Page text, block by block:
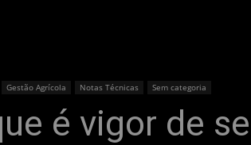
Gestão Agrícola Notas Técnicas Sem categoria
é vigor de